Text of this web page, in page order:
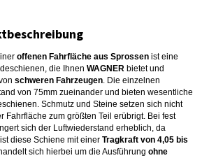
offenen Fahrfläche aus Sprossen ist eine
die Ihnen WAGNER bietet und
schweren Fahrzeugen. Die einzelnen
von 75mm zueinander und bieten wesentliche
Schmutz und Steine setzen sich nicht
Fahrfläche zum größten Teil erübrigt. Bei fest
sich der Luftwiederstand erheblich, da
diese Schiene mit einer Tragkraft von 4,05 bis
sich hierbei um die Ausführung ohne